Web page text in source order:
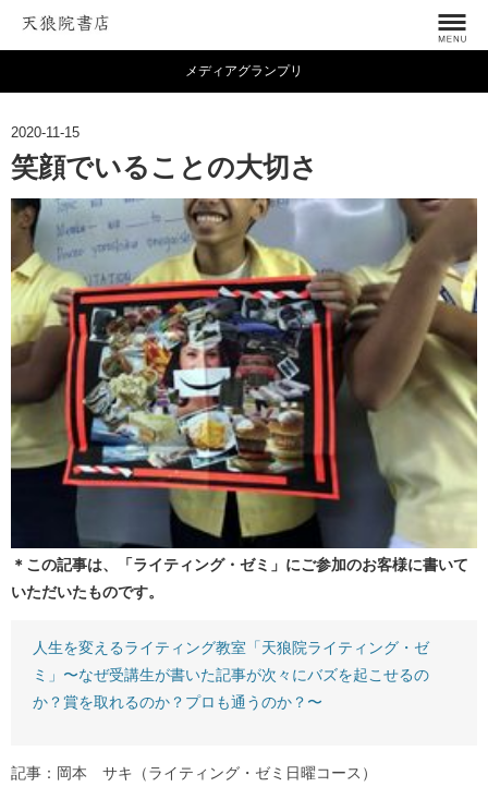
メディアグランプリ
2020-11-15
笑顔でいることの大切さ
＊この記事は、「ライティング・ゼミ」にご参加のお客様に書いて
いただいたものです。
人生を変えるライティング教室「天狼院ライティング・ゼ
ミ」〜なぜ受講生が書いた記事が次々にバズを起こせるの
か？賞を取れるのか？プロも通うのか？〜
記事：岡本 サキ（ライティング・ゼミ日曜コース）